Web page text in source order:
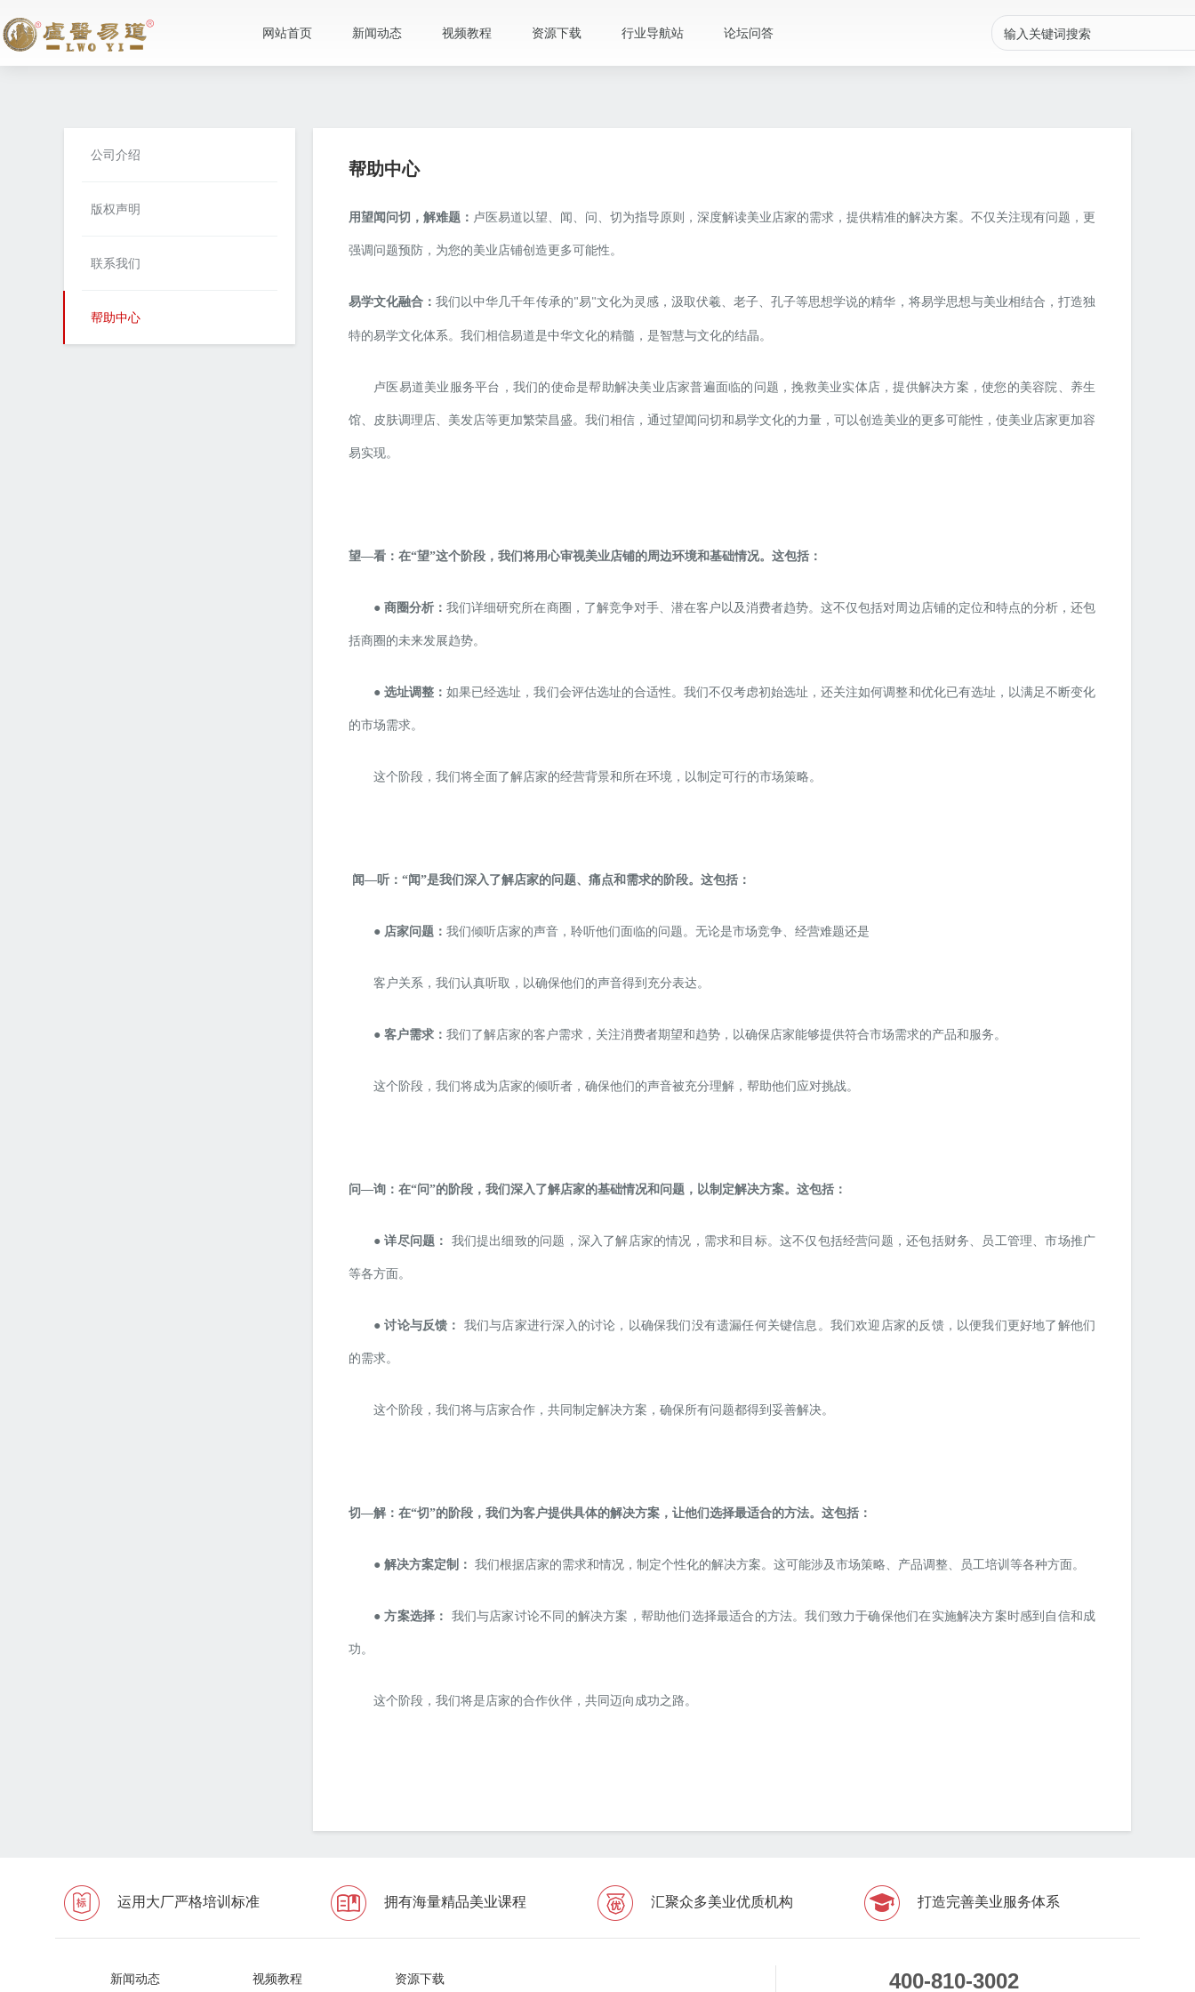
网站首页 新闻动态 视频教程 资源下载 行业导航站 论坛问答
公司介绍
版权声明
联系我们
帮助中心
帮助中心
用望闻问切，解难题： 卢医易道以望、闻、问、切为指导原则，深度解读美业店家的需求，提供精准的解决方案。不仅关注现有问题，更
强调问题预防，为您的美业店铺创造更多可能性。
易学文化融合：我们以中华几千年传承的"易"文化为灵感，汲取伏羲、老子、孔子等思想学说的精华，将易学思想与美业相结合，打造独
特的易学文化体系。我们相信易道是中华文化的精髓，是智慧与文化的结晶。
卢医易道美业服务平台，我们的使命是帮助解决美业店家普遍面临的问题，挽救美业实体店，提供解决方案，使您的美容院、养生
馆、皮肤调理店、美发店等更加繁荣昌盛。我们相信，通过望闻问切和易学文化的力量，可以创造美业的更多可能性，使美业店家更加容
易实现。
望—看：在“望”这个阶段，我们将用心审视美业店铺的周边环境和基础情况。这包括：
● 商圈分析：我们详细研究所在商圈，了解竞争对手、潜在客户以及消费者趋势。这不仅包括对周边店铺的定位和特点的分析，还包
括商圈的未来发展趋势。
● 选址调整：如果已经选址，我们会评估选址的合适性。我们不仅考虑初始选址，还关注如何调整和优化已有选址，以满足不断变化
的市场需求。
这个阶段，我们将全面了解店家的经营背景和所在环境，以制定可行的市场策略。
闻—听：“闻”是我们深入了解店家的问题、痛点和需求的阶段。这包括：
● 店家问题： 我们倾听店家的声音，聆听他们面临的问题。无论是市场竞争、经营难题还是
客户关系，我们认真听取，以确保他们的声音得到充分表达。
● 客户需求： 我们了解店家的客户需求，关注消费者期望和趋势，以确保店家能够提供符合市场需求的产品和服务。
这个阶段，我们将成为店家的倾听者，确保他们的声音被充分理解，帮助他们应对挑战。
问—询：在“问”的阶段，我们深入了解店家的基础情况和问题，以制定解决方案。这包括：
● 详尽问题： 我们提出细致的问题，深入了解店家的情况，需求和目标。这不仅包括经营问题，还包括财务、员工管理、市场推广
等各方面。
● 讨论与反馈： 我们与店家进行深入的讨论，以确保我们没有遗漏任何关键信息。我们欢迎店家的反馈，以便我们更好地了解他们
的需求。
这个阶段，我们将与店家合作，共同制定解决方案，确保所有问题都得到妥善解决。
切—解：在“切”的阶段，我们为客户提供具体的解决方案，让他们选择最适合的方法。这包括：
● 解决方案定制： 我们根据店家的需求和情况，制定个性化的解决方案。这可能涉及市场策略、产品调整、员工培训等各种方面。
● 方案选择： 我们与店家讨论不同的解决方案，帮助他们选择最适合的方法。我们致力于确保他们在实施解决方案时感到自信和成
功。
这个阶段，我们将是店家的合作伙伴，共同迈向成功之路。
运用大厂严格培训标准 拥有海量精品美业课程 汇聚众多美业优质机构 打造完善美业服务体系
新闻动态 视频教程 资源下载 400-810-3002